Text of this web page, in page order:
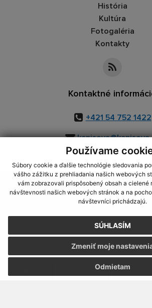
Používame
Súbory cookie a ďalšie technológie sledovania
vášho zážitku z prehliadania našich webových
vám zobrazovali prispôsobený obsah a cielené
návštevnosti našich webových stránok a na
návštevníci prichádzajú.
SÚHLASÍM
Odmietam
Zmeniť moje
História
Kultúra
Fotogaléria
Kontakty
Kontaktné
+421 54 752 1422
využite možnosť získavania aktuálnych
CMS systém (redakčný) systém ECHELON 2,
webex.digital, s.r.o.,domény,
Posledná aktualizácia:
Vytlačiť stránku|Vyhlásenie o